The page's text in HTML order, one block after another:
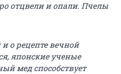
отцвели и опали. Пчелы
о рецепте вечной
японские ученые
мед способствует